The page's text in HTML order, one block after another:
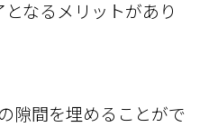
なるメリットがあり
隙間を埋めることがで